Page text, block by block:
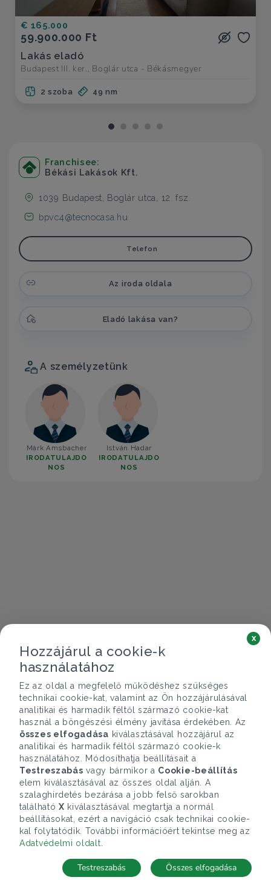
€ 165.000
59.900.000 Ft
Lakás eladó
Budapest III. ker., Boglár utca - Békásmegyer
2 szoba 49 nm
Franchisee:
Békási Lakások Kft.
1039 Budapest, Boglár utca, 12. fsz.
bpvc4@tecnocasa.hu
Telefon
Az iroda oldala
Eladó lakása van?
A személyzetünk
Márk Amsbacher
IRODATULAJDO
NOS
István Hadar
IRODATULAJDO
NOS
Telefonhívás Kapcsolat
Hozzájárul a cookie-k
használatához
Ez az oldal a megfelelő működéshez szükséges
technikai cookie-kat, valamint az Ön hozzájárulásával
analitikai és harmadik féltől származó cookie-kat
használ a böngészési élmény javítása érdekében. Az
összes elfogadása kiválasztásával hozzájárul az
analitikai és harmadik féltől származó cookie-k
használatához. Módosíthatja beállításait a
Testreszabás vagy bármikor a Cookie-beállítás
elem kiválasztásával az összes oldal alján. A
szalaghirdetés bezárása a jobb felső sarokban
található X kiválasztásával megtartja a normál
beállításokat, ezért a navigáció csak technikai cookie-
kal folytatódik. További információért tekintse meg az
Adatvédelmi oldalt
x
Összes elfogadása
Testreszabás